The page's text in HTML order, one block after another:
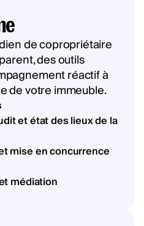
de copropriétaire
des outils
réactif à
de votre immeuble.
et état des lieux de la
mise en concurrence
médiation